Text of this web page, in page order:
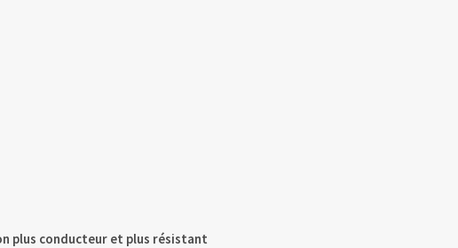
plus conducteur et plus résistant